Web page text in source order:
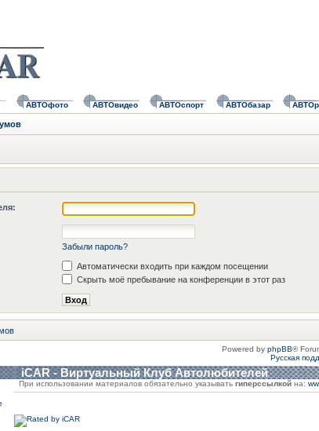
АВТОфото АВТОвидео АВТОспорт АВТОбазар
Забыли пароль?
Автоматически входить при каждом посещении
Скрыть моё пребывание на конференции в этот раз
Powered by phpBB®
Русская
iCAR - Виртуальный Клуб Автолюбителей
При использовании материалов обязательно указывать гиперссылкой на: